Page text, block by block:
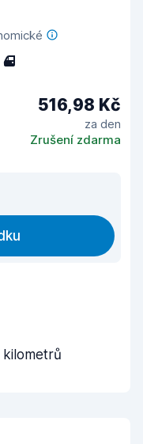
4
516,98 Kč
za den
Zrušení zdarma